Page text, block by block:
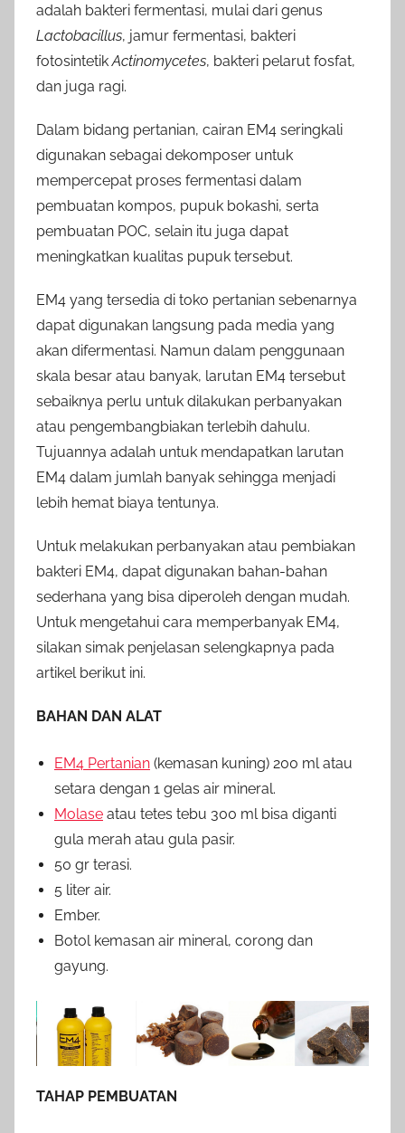
adalah bakteri fermentasi, mulai dari genus
Lactobacillus, jamur fermentasi, bakteri
fotosintetikActinomycetes, bakteri pelarut fosfat,
dan juga ragi.
Dalam bidang pertanian, cairan EM4 seringkali
digunakan sebagai dekomposer untuk
mempercepat proses fermentasi dalam
pembuatan kompos, pupuk bokashi, serta
pembuatan POC, selain itu juga dapat
meningkatkan kualitas pupuk tersebut.
EM4 yang tersedia di toko pertanian sebenarnya
dapat digunakan langsung pada media yang
akan difermentasi. Namun dalam penggunaan
skala besar atau banyak, larutan EM4 tersebut
sebaiknya perlu untuk dilakukan perbanyakan
atau pengembangbiakan terlebih dahulu.
Tujuannya adalah untuk mendapatkan larutan
EM4 dalam jumlah banyak sehingga menjadi
lebih hemat biaya tentunya.
Untuk melakukan perbanyakan atau pembiakan
bakteri EM4, dapat digunakan bahan-bahan
sederhana yang bisa diperoleh dengan mudah.
Untuk mengetahui cara memperbanyak EM4,
silakan simak penjelasan selengkapnya pada
artikel berikut ini.
BAHAN DAN ALAT
EM4 Pertanian (kemasan kuning) 200 ml atau
setara dengan 1 gelas air mineral.
Molase atau tetes tebu 300 ml bisa diganti
gula merah atau gula pasir.
50 gr terasi.
5 liter air.
Ember.
Botol kemasan air mineral, corong dan
gayung.
TAHAP PEMBUATAN